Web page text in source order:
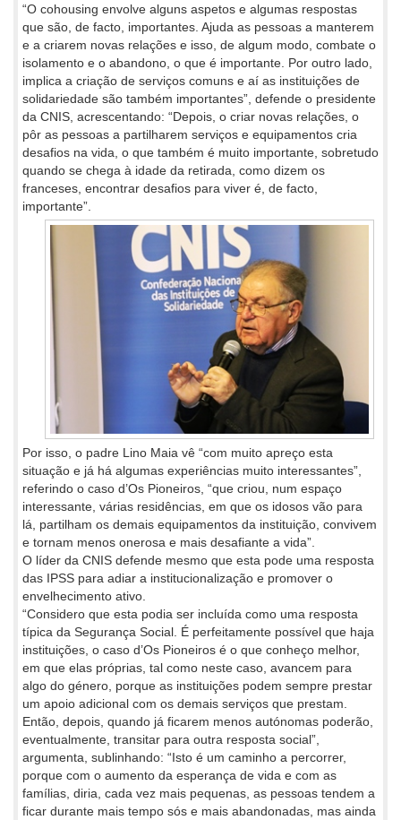
“O cohousing envolve alguns aspetos e algumas respostas
que são, de facto, importantes. Ajuda as pessoas a manterem
e a criarem novas relações e isso, de algum modo, combate o
isolamento e o abandono, o que é importante. Por outro lado,
implica a criação de serviços comuns e aí as instituições de
solidariedade são também importantes”, defende o presidente
da CNIS, acrescentando: “Depois, o criar novas relações, o
pôr as pessoas a partilharem serviços e equipamentos cria
desafios na vida, o que também é muito importante, sobretudo
quando se chega à idade da retirada, como dizem os
franceses, encontrar desafios para viver é, de facto,
importante”.
Por isso, o padre Lino Maia vê “com muito apreço esta
situação e já há algumas experiências muito interessantes”,
referindo o caso d’Os Pioneiros, “que criou, num espaço
interessante, várias residências, em que os idosos vão para
lá, partilham os demais equipamentos da instituição, convivem
e tornam menos onerosa e mais desafiante a vida”.
O líder da CNIS defende mesmo que esta pode uma resposta
das IPSS para adiar a institucionalização e promover o
envelhecimento ativo.
“Considero que esta podia ser incluída como uma resposta
típica da Segurança Social. É perfeitamente possível que haja
instituições, o caso d’Os Pioneiros é o que conheço melhor,
em que elas próprias, tal como neste caso, avancem para
algo do género, porque as instituições podem sempre prestar
um apoio adicional com os demais serviços que prestam.
Então, depois, quando já ficarem menos autónomas poderão,
eventualmente, transitar para outra resposta social”,
argumenta, sublinhando: “Isto é um caminho a percorrer,
porque com o aumento da esperança de vida e com as
famílias, diria, cada vez mais pequenas, as pessoas tendem a
ficar durante mais tempo sós e mais abandonadas, mas ainda